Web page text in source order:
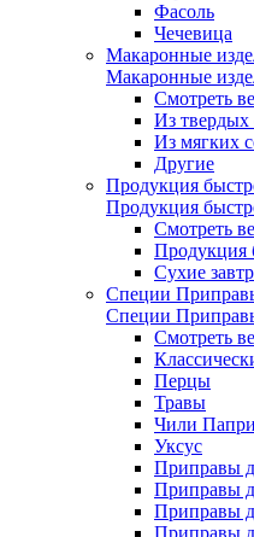
Фасоль
Чечевица
Макаронные
Макаронные
Смотреть
Из
Из мягких
Другие
Продукция
Продукция
Смотреть
Продукция
Сухие
Специи
Специи
Смотреть
Перцы
Травы
Чили
Уксус
Приправы
Приправы
Приправы
Приправы